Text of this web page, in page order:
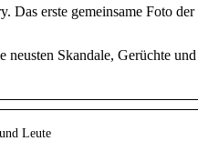
Das erste gemeinsame Foto
neusten Skandale, Gerüchte
Leute